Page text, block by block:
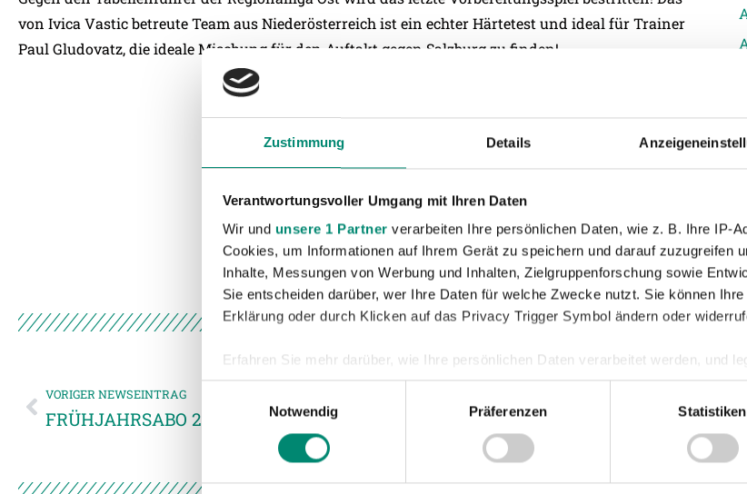
Zustimmung Details
Verantwortungsvoller Umgang mit Ihren Daten
Wir und unsere 1 Partner verarbeiten Ihre persönlichen Daten, wie z. B. Ihre IP-
Cookies, um Informationen auf Ihrem Gerät zu speichern und darauf zuzugreifen
Inhalte, Messungen von Werbung und Inhalten, Zielgruppenforschung sowie
Sie entscheiden darüber, wer Ihre Daten für welche Zwecke nutzt. Sie können
Erklärung oder durch Klicken auf das Privacy Trigger Symbol ändern oder
Erfahren Sie mehr darüber, wie Ihre persönlichen Daten verarbeitet werden, und
Einzelheitenfest.
und die Zugriffe auf unsere Website zu analysieren. Außerdem geben wir
Notwendig
Präferenzen Statistiken
von Ivica Vastic betreute Team aus Niederösterreich ist ein echter Härtetest und ideal für Trainer
Paul Gludovatz, die ideale Mischung für den Auftakt gegen Salzburg zu finden!
VORIGER NEWSEINTRAG
FRÜHJAHRSABO 2010 – bis zum Saisonstart sichern! TESTSPIEL: SV